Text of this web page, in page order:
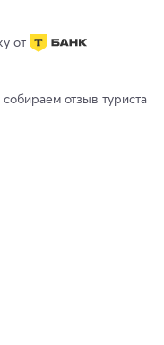
от
отзыв туриста